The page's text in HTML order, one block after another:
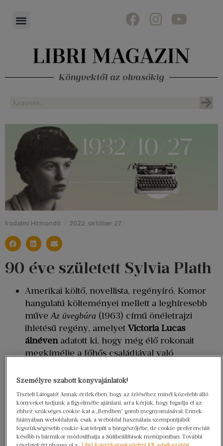
Könyvektől az olvasókig
Irodalmi Hírmondó 2022. október 27.
90 éve született Sylvia Plath
Amerikai költő, novellista, regényíró. Komor
hangulatú költeményei mellett a leghíresebb
műveAz üvegbúra (1963) című önéletrajzi
ihletésű regény, amelyet Victoria Lucas
álnévenadatott ki, hogy még élő rokonait
megkímélje a főhős családjával való
Kivételes tehetsége már egészen fiatal korában
napvilágra került. Nyolcéves volt, amikor első
verse megjelent, egy tizenkét éves korában
elvégzett IQ-teszten pedig 160-as értéket
mértek nála. Zsenialitásasúlyos depresszióval
párosult, többször kísérelt meg öngyilkosságot,
Személyre szabott könyvajánlatok!
Tisztelt Látogató! Annak érdekében, hogy az ízléséhez minél közelebb álló
könyveket tudjunk a figyelmébe ajánlani, arra kérjük, hogy fogadja el az
ehhez szükséges cookie-kat a „Rendben” gomb megnyomásával. Ennek
hiányában weboldalunk csak a weboldal használata szempontjából
legszükségesebb cookie-kat telepíti a böngészőjébe, de cookie-preferenciáit
később is bármikor módosíthatja a Sütibeállítások menüpontban. További